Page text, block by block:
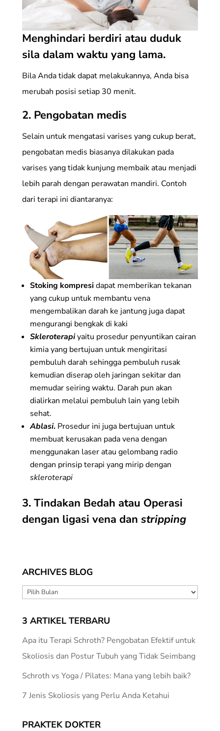
Menghindari berdiri atau duduk
sila dalam waktu yang lama.
Bila Anda tidak dapat melakukannya, Anda bisa
merubah posisi setiap 30 menit.
2. Pengobatan medis
Selain untuk mengatasi varises yang cukup berat,
pengobatan medis biasanya dilakukan pada
varises yang tidak kunjung membaik atau menjadi
lebih parah dengan perawatan mandiri. Contoh
dari terapi ini diantaranya:
Stoking kompresidapat memberikan tekanan
yang cukup untuk membantu vena
mengembalikan darah ke jantung juga dapat
mengurangi bengkak di kaki
Skleroterapiyaitu prosedur penyuntikan cairan
kimia yang bertujuan untuk mengiritasi
pembuluh darah sehingga pembuluh rusak
kemudian diserap oleh jaringan sekitar dan
memudar seiring waktu. Darah pun akan
dialirkan melalui pembuluh lain yang lebih
sehat.
Ablasi.Prosedur ini juga bertujuan untuk
membuat kerusakan pada vena dengan
menggunakan laser atau gelombang radio
dengan prinsip terapi yang mirip dengan
skleroterapi
3. Tindakan Bedah atau Operasi
dengan ligasi vena dan stripping
ARCHIVES BLOG
ARCHIVES
3 ARTIKEL TERBARU
Apa itu Terapi Schroth? Pengobatan Efektif untuk
Skoliosis dan Postur Tubuh yang Tidak Seimbang
Schroth vs Yoga / Pilates: Mana yang lebih baik?
7 Jenis Skoliosis yang Perlu Anda Ketahui
PRAKTEK DOKTER